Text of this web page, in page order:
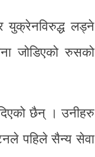
युक्रेनविरुद्ध लड्ने
जोडिएको रुसको
छैन् । उनीहरु
पहिले सैन्य सेवा